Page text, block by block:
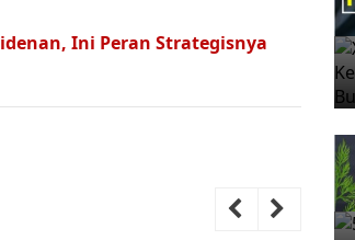
Ini Peran Strategisnya